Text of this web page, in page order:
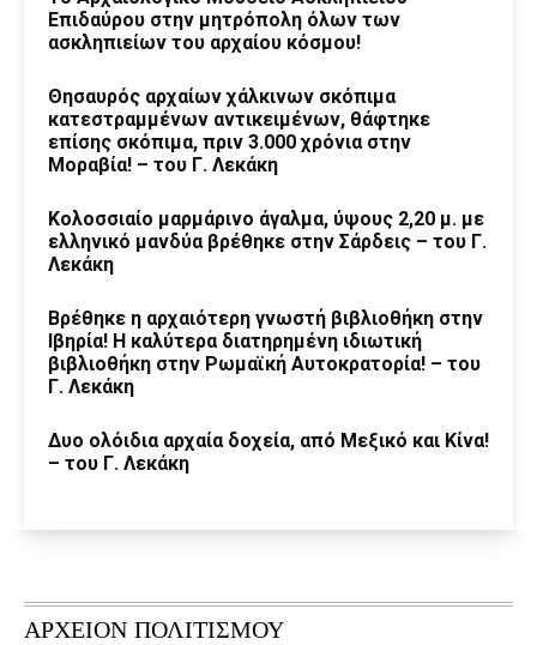
Επιδαύρου στην μητρόπολη όλων των
ασκληπιείων του αρχαίου κόσμου!
Θησαυρός αρχαίων χάλκινων σκόπιμα
κατεστραμμένων αντικειμένων, θάφτηκε
επίσης σκόπιμα, πριν 3.000 χρόνια στην
Μοραβία! – του Γ. Λεκάκη
Κολοσσιαίο μαρμάρινο άγαλμα, ύψους 2,20 μ. με
ελληνικό μανδύα βρέθηκε στην Σάρδεις – του Γ.
Λεκάκη
Βρέθηκε η αρχαιότερη γνωστή βιβλιοθήκη στην
Ιβηρία! Η καλύτερα διατηρημένη ιδιωτική
βιβλιοθήκη στην Ρωμαϊκή Αυτοκρατορία! – του
Γ. Λεκάκη
Δυο ολόιδια αρχαία δοχεία, από Μεξικό και Κίνα!
– του Γ. Λεκάκη
ΑΡΧΕΙΟΝ ΠΟΛΙΤΙΣΜΟΥ